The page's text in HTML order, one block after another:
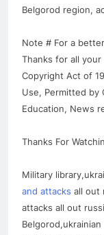
Belgorod region,
Note # For a better
Thanks for all your
Copyright Act of
Use, Permitted by
Education, News
Thanks For
Military
and attacks all out
attacks all out